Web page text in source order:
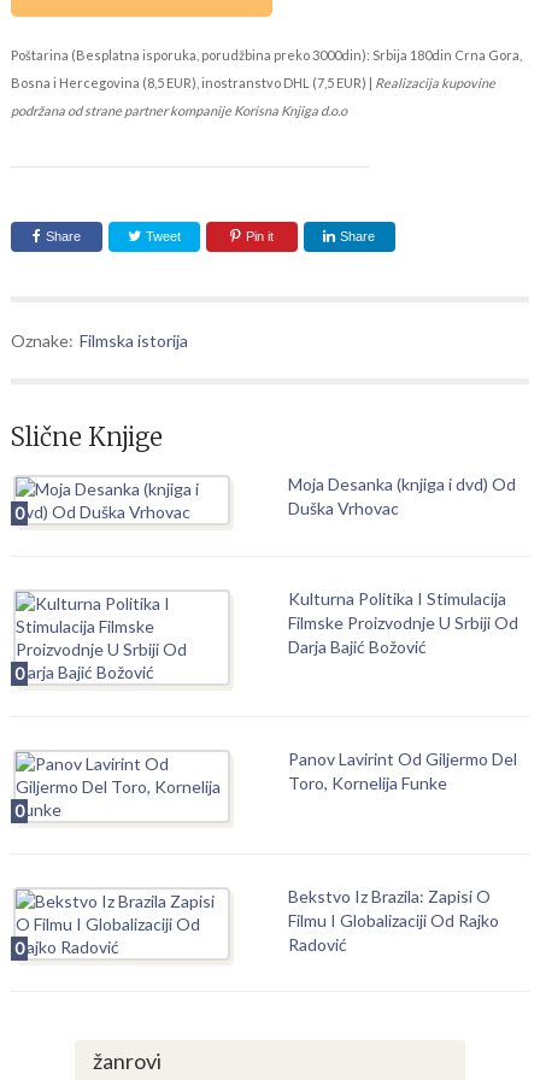
Poštarina (Besplatna isporuka, porudžbina preko 3000din): Srbija 180din Crna Gora,
Bosna i Hercegovina (8,5 EUR), inostranstvo DHL (7,5 EUR) | Realizacija kupovine
podržana od strane partner kompanije Korisna Knjiga d.o.o
Share Tweet Pin it Share
Oznake: Filmska istorija
Slične Knjige
0
Moja Desanka (knjiga i dvd) Od
Duška Vrhovac
0
Kulturna Politika I Stimulacija
Filmske Proizvodnje U Srbiji Od
Darja Bajić Božović
0
Panov Lavirint Od Giljermo Del
Toro, Kornelija Funke
0
Bekstvo Iz Brazila: Zapisi O
Filmu I Globalizaciji Od Rajko
Radović
žanrovi